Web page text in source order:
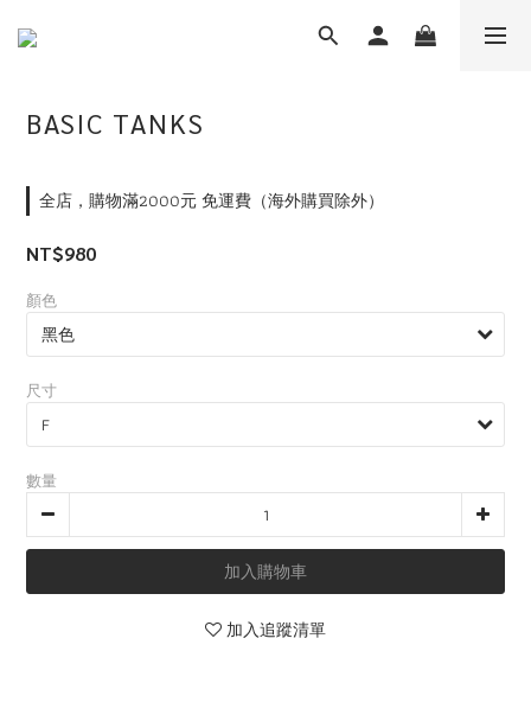
BASIC TANKS
全店，購物滿2000元 免運費（海外購買除外）
NT$980
顏色
尺寸
數量
加入購物車
加入追蹤清單